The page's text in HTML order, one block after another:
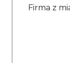
Firma z